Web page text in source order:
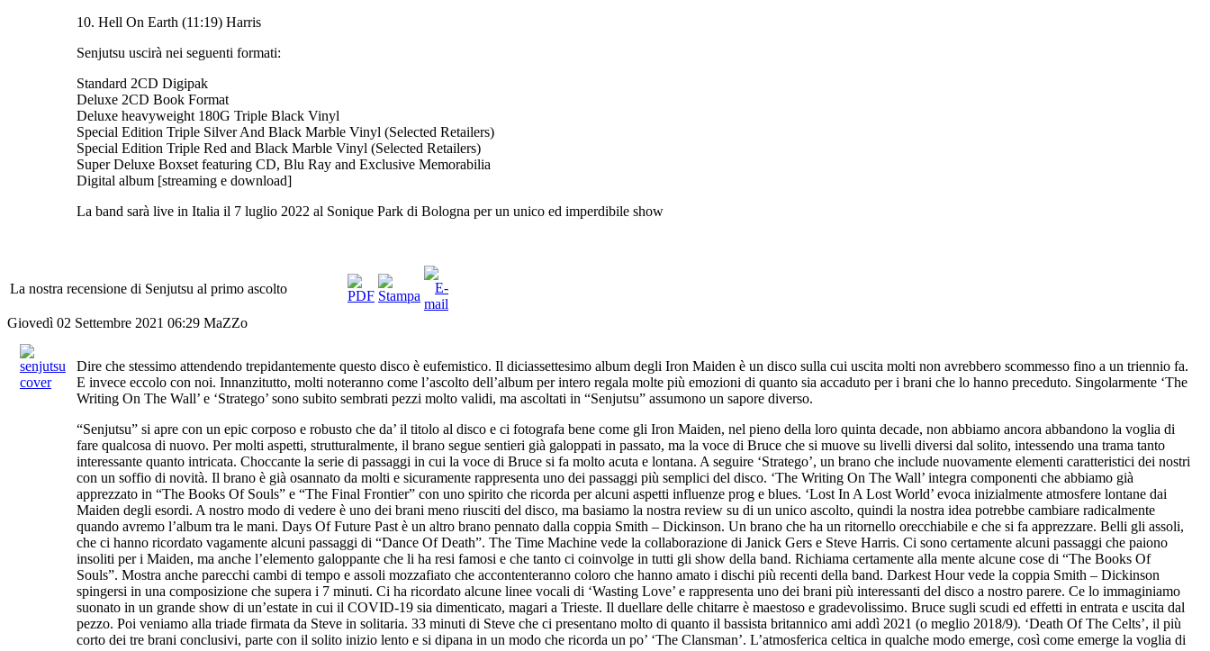
10. Hell On Earth (11:19) Harris
Senjutsu uscirà nei seguenti formati:
Standard 2CD Digipak
Deluxe 2CD Book Format
Deluxe heavyweight 180G Triple Black Vinyl
Special Edition Triple Silver And Black Marble Vinyl (Selected Retailers)
Special Edition Triple Red and Black Marble Vinyl (Selected Retailers)
Super Deluxe Boxset featuring CD, Blu Ray and Exclusive Memorabilia
Digital album [streaming e download]
La band sarà live in Italia il 7 luglio 2022 al Sonique Park di Bologna per un unico ed imperdibile show
La nostra recensione di Senjutsu al primo ascolto
Giovedì 02 Settembre 2021 06:29 MaZZo
Dire che stessimo attendendo trepidantemente questo disco è eufemistico. Il diciassettesimo album degli Iron Maiden è un disco sulla cui uscita molti non avrebbero scommesso fino a un triennio fa.
E invece eccolo con noi. Innanzitutto, molti noteranno come l’ascolto dell’album per intero regala molte più emozioni di quanto sia accaduto per i brani che lo hanno preceduto. Singolarmente ‘The
Writing On The Wall’ e ‘Stratego’ sono subito sembrati pezzi molto validi, ma ascoltati in “Senjutsu” assumono un sapore diverso.
“Senjutsu” si apre con un epic corposo e robusto che da’ il titolo al disco e ci fotografa bene come gli Iron Maiden, nel pieno della loro quinta decade, non abbiamo ancora abbandono la voglia di
fare qualcosa di nuovo. Per molti aspetti, strutturalmente, il brano segue sentieri già galoppati in passato, ma la voce di Bruce che si muove su livelli diversi dal solito, intessendo una trama tanto
interessante quanto intricata. Choccante la serie di passaggi in cui la voce di Bruce si fa molto acuta e lontana. A seguire ‘Stratego’, un brano che include nuovamente elementi caratteristici dei nostri
con un soffio di novità. Il brano è già osannato da molti e sicuramente rappresenta uno dei passaggi più semplici del disco. ‘The Writing On The Wall’ integra componenti che abbiamo già
apprezzato in “The Books Of Souls” e “The Final Frontier” con uno spirito che ricorda per alcuni aspetti influenze prog e blues. ‘Lost In A Lost World’ evoca inizialmente atmosfere lontane dai
Maiden degli esordi. A nostro modo di vedere è uno dei brani meno riusciti del disco, ma basiamo la nostra review su di un unico ascolto, quindi la nostra idea potrebbe cambiare radicalmente
quando avremo l’album tra le mani. Days Of Future Past è un altro brano pennato dalla coppia Smith – Dickinson. Un brano che ha un ritornello orecchiabile e che si fa apprezzare. Belli gli assoli,
che ci hanno ricordato vagamente alcuni passaggi di “Dance Of Death”. The Time Machine vede la collaborazione di Janick Gers e Steve Harris. Ci sono certamente alcuni passaggi che paiono
insoliti per i Maiden, ma anche l’elemento galoppante che li ha resi famosi e che tanto ci coinvolge in tutti gli show della band. Richiama certamente alla mente alcune cose di “The Books Of
Souls”. Mostra anche parecchi cambi di tempo e assoli mozzafiato che accontenteranno coloro che hanno amato i dischi più recenti della band. Darkest Hour vede la coppia Smith – Dickinson
spingersi in una composizione che supera i 7 minuti. Ci ha ricordato alcune linee vocali di ‘Wasting Love’ e rappresenta uno dei brani più interessanti del disco a nostro parere. Ce lo immaginiamo
suonato in un grande show di un’estate in cui il COVID-19 sia dimenticato, magari a Trieste. Il duellare delle chitarre è maestoso e gradevolissimo. Bruce sugli scudi ed effetti in entrata e uscita dal
pezzo. Poi veniamo alla triade firmata da Steve in solitaria. 33 minuti di Steve che ci presentano molto di quanto il bassista britannico ami addì 2021 (o meglio 2018/9). ‘Death Of The Celts’, il più
corto dei tre brani conclusivi, parte con il solito inizio lento e si dipana in un modo che ricorda un po’ ‘The Clansman’. L’atmosferica celtica in qualche modo emerge, così come emerge la voglia di